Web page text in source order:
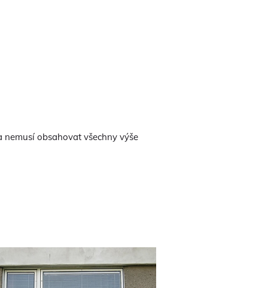
obsahovat všechny výše